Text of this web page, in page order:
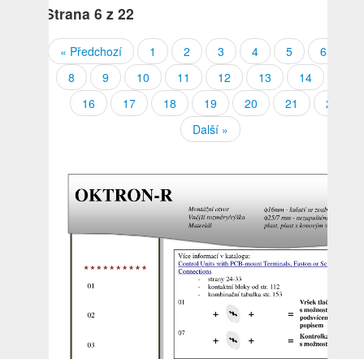
Strana 6 z 22
« Předchozí 1 2 3 4 5 6
8
9 10 11 12 13 14
16
17 18 19 20 21
22
Další »